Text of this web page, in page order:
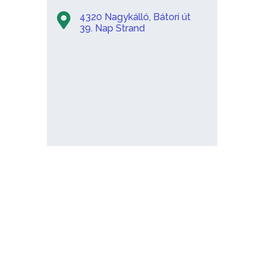
4320 Nagykálló, Bátori út
39. Nap Strand